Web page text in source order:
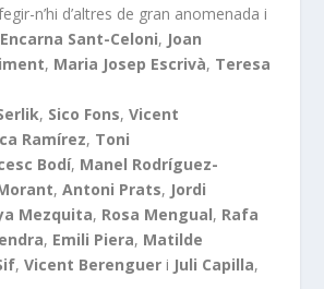
n’hi d’altres de gran anomenada i
Encarna Sant-Celoni, Joan
, Maria Josep Escrivà, Teresa
, Sico Fons,Vicent
Ramírez, Toni
Bodí, Manel Rodríguez-
,Antoni Prats, Jordi
Mezquita, Rosa Mengual, Rafa
, Emili Piera, Matilde
,Vicent Berenguer i Juli Capilla,